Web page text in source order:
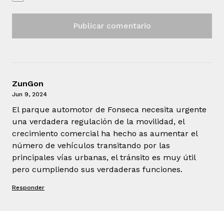
ZunGon
Jun 9, 2024
El parque automotor de Fonseca necesita urgente
una verdadera regulación de la movilidad, el
crecimiento comercial ha hecho as aumentar el
número de vehículos transitando por las
principales vías urbanas, el tránsito es muy útil
pero cumpliendo sus verdaderas funciones.
Responder